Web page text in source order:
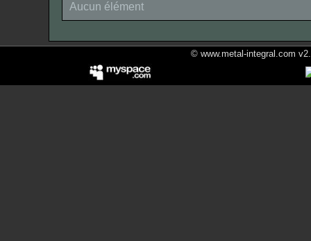
Aucun élément
© www.metal-integral.com